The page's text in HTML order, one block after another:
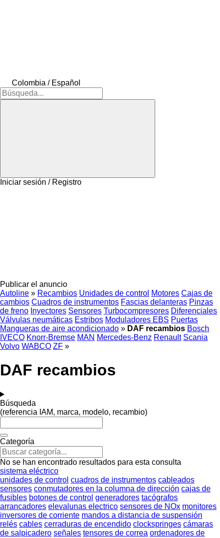
Colombia / Español
Iniciar sesión / Registro
Publicar el anuncio
Autoline » Recambios Unidades de control Motores Cajas de
cambios Cuadros de instrumentos Fascias delanteras Pinzas
de freno Inyectores Sensores Turbocompresores Diferenciales
Válvulas neumáticas Estribos Moduladores EBS Puertas
Mangueras de aire acondicionado » DAF recambios Bosch
IVECO Knorr-Bremse MAN Mercedes-Benz Renault Scania
Volvo WABCO ZF »
DAF recambios
Búsqueda
(referencia IAM, marca, modelo, recambio)
Categoría
No se han encontrado resultados para esta consulta
sistema eléctrico
unidades de control cuadros de instrumentos cableados
sensores conmutadores en la columna de dirección cajas de
fusibles botones de control generadores tacógrafos
arrancadores elevalunas electrico sensores de NOx monitores
inversores de corriente mandos a distancia de suspensión
relés cables cerraduras de encendido clockspringes cámaras
de salpicadero señales tensores de correa ordenadores de